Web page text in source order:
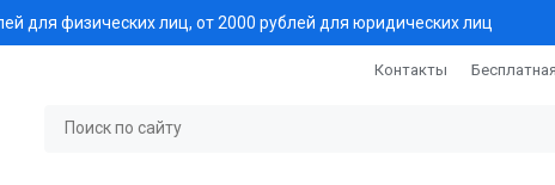
для физических лиц, от 2000 рублей для юридических лиц
Контакты